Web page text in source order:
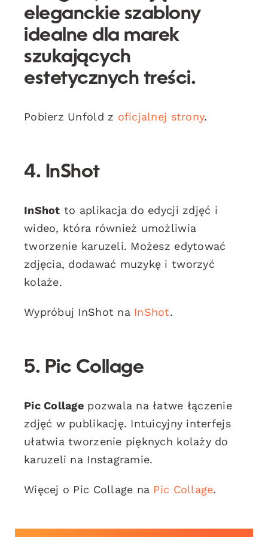
eleganckie szablony
idealne dla marek
szukających
estetycznych treści.
Pobierz Unfold z oficjalnej strony.
4. InShot
InShot to aplikacja do edycji zdjęć i
wideo, która również umożliwia
tworzenie karuzeli. Możesz edytować
zdjęcia, dodawać muzykę i tworzyć
kolaże.
Wypróbuj InShot na InShot.
5. Pic Collage
Pic Collagepozwala na łatwe łączenie
zdjęć w publikację. Intuicyjny interfejs
ułatwia tworzenie pięknych kolaży do
karuzeli na Instagramie.
Więcej o Pic Collage na Pic Collage.